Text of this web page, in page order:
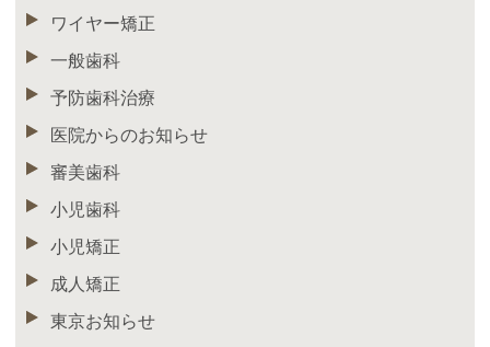
ワイヤー矯正
一般歯科
予防歯科治療
医院からのお知らせ
審美歯科
小児歯科
小児矯正
成人矯正
東京お知らせ